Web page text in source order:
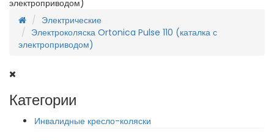
электроприводом)
Электрические
Электроколяска Ortonica Pulse 110 (каталка с
электроприводом)
Категории
Инвалидные кресло-коляски